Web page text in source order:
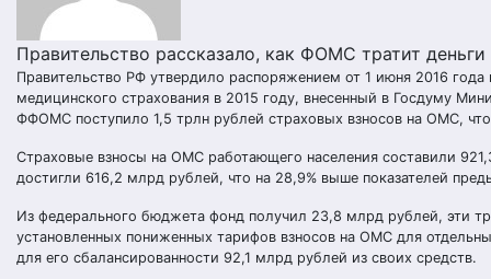
Правительство рассказало, как ФОМС тратит деньги
Правительство РФ утвердило распоряжением от 1 июня 2016
медицинского страхования в 2015 году, внесенный в Госдуму
ФФОМС поступило 1,5 трлн рублей страховых взносов на ОМС,
Страховые взносы на ОМС работающего населения составили
достигли 616,2 млрд рублей, что на 28,9% выше показателей
Из федерального бюджета фонд получил 23,8 млрд рублей, эти
установленных пониженных тарифов взносов на ОМС для
для его сбалансированности 92,1 млрд рублей из своих средств.